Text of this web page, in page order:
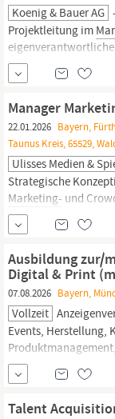
Koenig & Bauer AG
Projektleitung im
strategischen
Schutztechnologien.
konzipierst und
rund um die USPs...
Manager
22.01.2026 Bayern,
Taunus Kreis, 65529,
Ulisses Medien &
Strategische
Marketing- und
hinweg Entwicklung
Grafik und
(Redaktion,
Ausbildung zur/
Digital & Print
07.08.2026 Bayern,
Vollzeit
Events, Herstellung,
(digital, print) – für
Medienbranche.In
ebenfalls
Talent